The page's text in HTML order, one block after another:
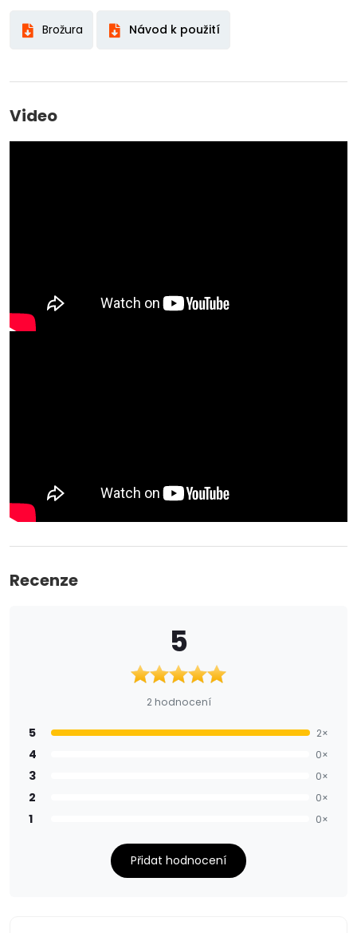
Brožura Návod k použití
Video
Recenze
5
2 hodnocení
5 2×
4 0×
3 0×
2 0×
1 0×
Přidat hodnocení